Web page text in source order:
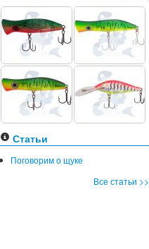
Статьи
Поговорим о щуке
Все статьи >>